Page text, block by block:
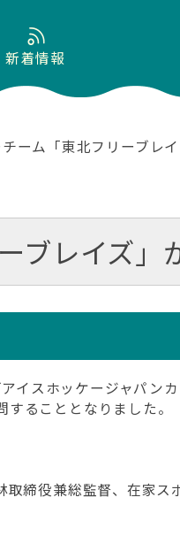
新着情報
ーム「東北フリーブレ
ブレイズ」
イスホッケージャパン
ることとなりました。
締役兼総監督、在家ス